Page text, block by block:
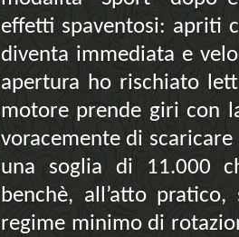
effetti spaventosi: apriti
diventa immediata e
apertura ho rischiato
motore prende giri con
voracemente di
una soglia di 11.000
benchè, all’atto
regime minimo di